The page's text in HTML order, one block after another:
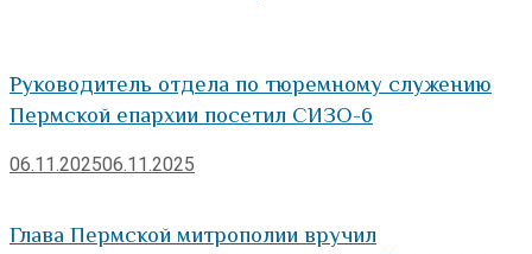
Руководитель отдела по тюремному служению
Пермской епархии посетил СИЗО-6
06.11.202506.11.2025
Глава Пермской митрополии вручил